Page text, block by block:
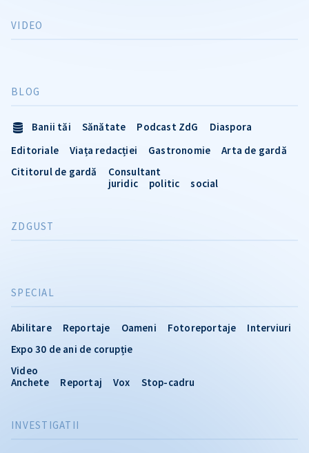
INVESTIGATII
VIDEO
SPECIAL
Abilitare Reportaje Oameni Fotoreportaje
Interviuri
Expo 30 de ani de corupție
Video
Anchete
Reportaj Vox Stop-cadru
BLOG
Banii tăi Sănătate Podcast ZdG
Diaspora
Editoriale
Viața redacției Gastronomie
Arta de gardă
Cititorul de gardă
Consultant
juridic
politic social
ZDGUST